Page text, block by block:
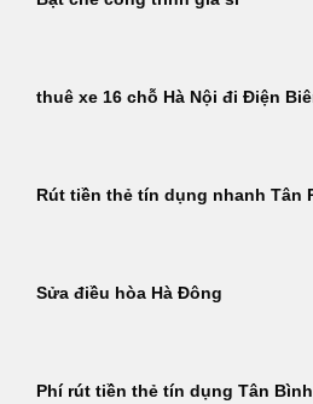
thuê xe 16 chỗ Hà Nội đi Điện
Rút tiền thẻ tín dụng nhanh Tân
Sửa điều hòa Hà Đông
Phí rút tiền thẻ tín dụng Tân Bình